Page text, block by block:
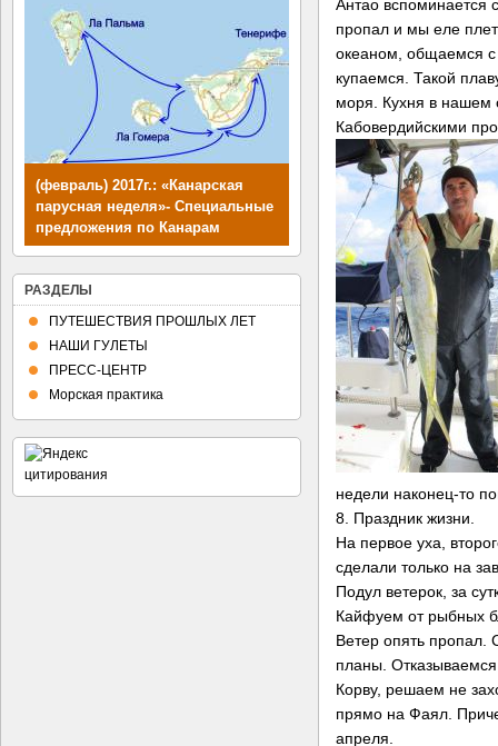
Антао вспоминается
пропал и мы еле
океаном, общаемся
купаемся. Такой
моря. Кухня в нашем
Кабовердийскими
недели наконец-то
8. Праздник жизни.
На первое уха,
сделали только на
Подул ветерок, за
Кайфуем от рыбных
Ветер опять пропал.
планы.
Корву, решаем не
прямо на Фаял.
апреля.
(февраль) 2017г.: «Канарская
парусная неделя»- Специальные
предложения по Канарам
РАЗДЕЛЫ
ПУТЕШЕСТВИЯ ПРОШЛЫХ ЛЕТ
НАШИ ГУЛЕТЫ
ПРЕСС-ЦЕНТР
Морская практика